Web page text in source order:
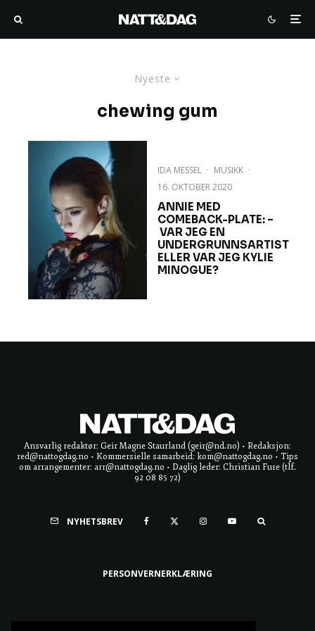
Nyeste
chewing gum
IDA MESSEL · MUSIKK ·
16. OKTOBER 2020
ANNIE MED
COMEBACK-PLATE: –
VAR JEG EN
UNDERGRUNNSARTIST
ELLER VAR JEG KYLIE
MINOGUE?
Ansvarlig redaktør: Geir Magne Staurland (geir@nd.no) • Redaksjon:
red@nattogdag.no • Kommersielle samarbeid: kom@nattogdag.no • Tips
om arrangementer: arr@nattogdag.no • Daglig leder: Christian Fure (tlf.
92 08 85 72)
NYHETSBREV
PERSONVERNERKLÆRING